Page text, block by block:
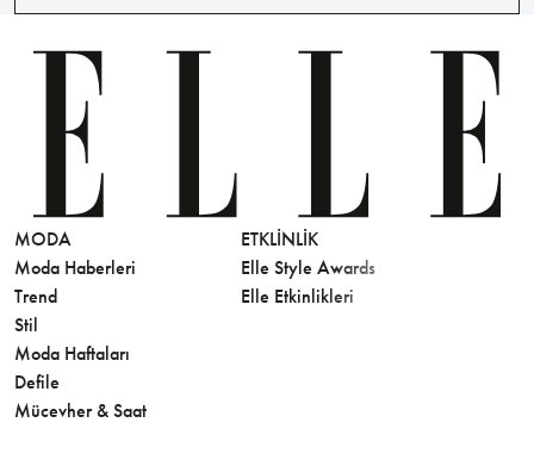
MODA
Moda Haberleri
Trend
Stil
Moda Haftaları
Defile
Mücevher & Saat
ETKLINLIK
Elle Style Awards
Elle Etkinlikleri